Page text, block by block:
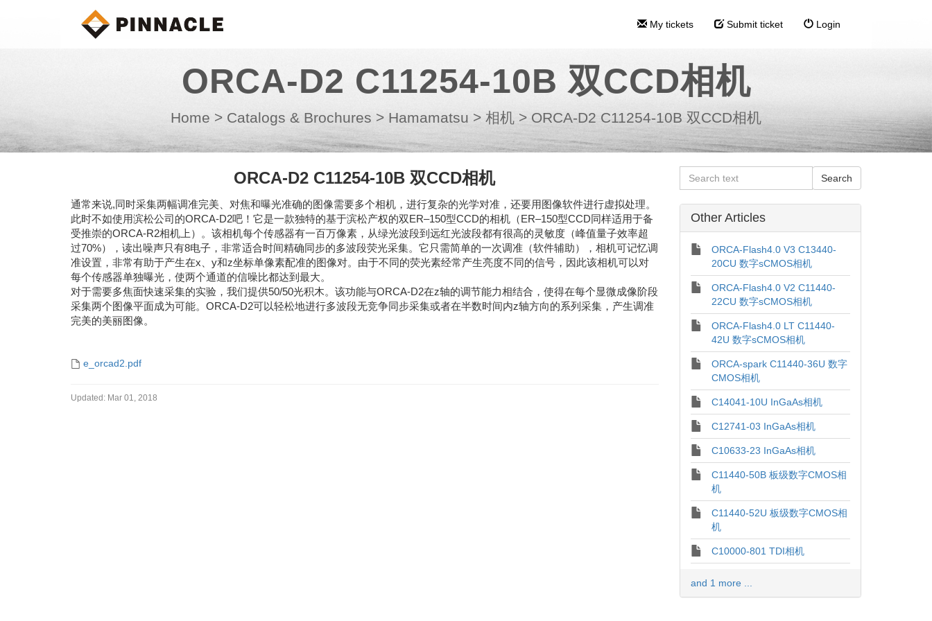
My tickets Submit ticket Login
ORCA-D2 C11254-10B 双CCD相机
Home > Catalogs & Brochures > Hamamatsu > 相机 > ORCA-D2 C11254-10B 双CCD相机
ORCA-D2 C11254-10B 双CCD相机
通常来说,同时采集两幅调准完美、对焦和曝光准确的图像需要多个相机，进行复杂的光学对准，还要用图像软件进行虚拟处理。
此时不如使用滨松公司的ORCA-D2吧！它是一款独特的基于滨松产权的双ER–150型CCD的相机（ER–150型CCD同样适用于备
受推崇的ORCA-R2相机上）。该相机每个传感器有一百万像素，从绿光波段到远红光波段都有很高的灵敏度（峰值量子效率超
过70%），读出噪声只有8电子，非常适合时间精确同步的多波段荧光采集。它只需简单的一次调准（软件辅助），相机可记忆调
准设置，非常有助于产生在x、y和z坐标单像素配准的图像对。由于不同的荧光素经常产生亮度不同的信号，因此该相机可以对
每个传感器单独曝光，使两个通道的信噪比都达到最大。
对于需要多焦面快速采集的实验，我们提供50/50光积木。该功能与ORCA-D2在z轴的调节能力相结合，使得在每个显微成像阶段
采集两个图像平面成为可能。ORCA-D2可以轻松地进行多波段无竞争同步采集或者在半数时间内z轴方向的系列采集，产生调准
完美的美丽图像。
e_orcad2.pdf
Updated: Mar 01, 2018
Other Articles
ORCA-Flash4.0 V3 C13440-
20CU 数字sCMOS相机
ORCA-Flash4.0 V2 C11440-
22CU 数字sCMOS相机
ORCA-Flash4.0 LT C11440-
42U 数字sCMOS相机
ORCA-spark C11440-36U 数字
CMOS相机
C14041-10U InGaAs相机
C12741-03 InGaAs相机
C10633-23 InGaAs相机
C11440-50B 板级数字CMOS相
机
C11440-52U 板级数字CMOS相
机
C10000-801 TDI相机
and 1 more ...